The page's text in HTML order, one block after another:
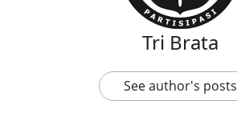
Tri Brata
See author's posts